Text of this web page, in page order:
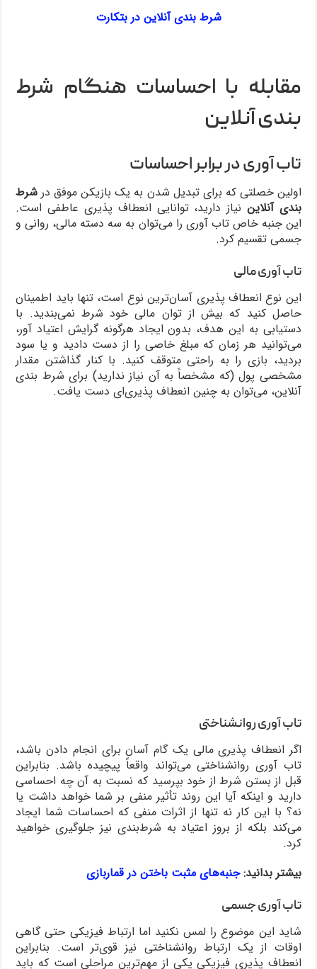
شرط بندی آنلاین در بتکارت
مقابله با احساسات هنگام شرط‌
بندی آنلاین
تاب آوری در برابر احساسات
اولین خصلتی که برای تبدیل شدن به یک بازیکن موفق در شرط
بندی آنلاین نیاز دارید، توانایی انعطاف پذیری عاطفی است.
این جنبه خاص تاب آوری را می‌توان به سه دسته مالی، روانی و
جسمی ‌تقسیم کرد.
تاب آوری مالی
این نوع انعطاف پذیری آسان‌ترین نوع است، تنها باید اطمینان
حاصل کنید که بیش از توان مالی خود شرط نمی‌بندید. با
دستیابی به این هدف، بدون ایجاد هرگونه گرایش اعتیاد آور،
می‌توانید هر زمان که مبلغ خاصی را از دست دادید و یا سود
بردید، بازی را به راحتی متوقف کنید. با کنار گذاشتن مقدار
مشخصی پول (که مشخصاً به آن نیاز ندارید) برای شرط ‌بندی
آنلاین، می‌توان به چنین انعطاف پذیری‌ای دست یافت.
تاب آوری روانشناختی
اگر انعطاف پذیری مالی یک گام آسان برای انجام دادن باشد،
تاب آوری روانشناختی می‌تواند واقعاً پیچیده باشد. بنابراین
قبل از بستن شرط از خود بپرسید که نسبت به آن چه احساسی
دارید و اینکه آیا این روند تأثیر منفی بر شما خواهد داشت یا
نه؟ با این کار نه تنها از اثرات منفی که احساسات شما ایجاد
می‌کند بلکه از بروز اعتیاد به شرط‌بندی نیز جلوگیری خواهید
کرد.
بیشتر بدانید:جنبه‌های مثبت باختن در قماربازی
تاب آوری جسمی
شاید این موضوع را لمس نکنید اما ارتباط فیزیکی حتی گاهی
اوقات از یک ارتباط روانشناختی نیز قوی‌تر است. بنابراین
انعطاف پذیری فیزیکی یکی از مهم‌ترین مراحلی است که باید